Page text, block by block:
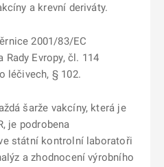
a krevní deriváty.
2001/83/EC
Rady Evropy, čl. 114
léčivech, § 102.
šarže vakcíny, která je
je podrobena
státní kontrolní laboratoři
a zhodnocení výrobního